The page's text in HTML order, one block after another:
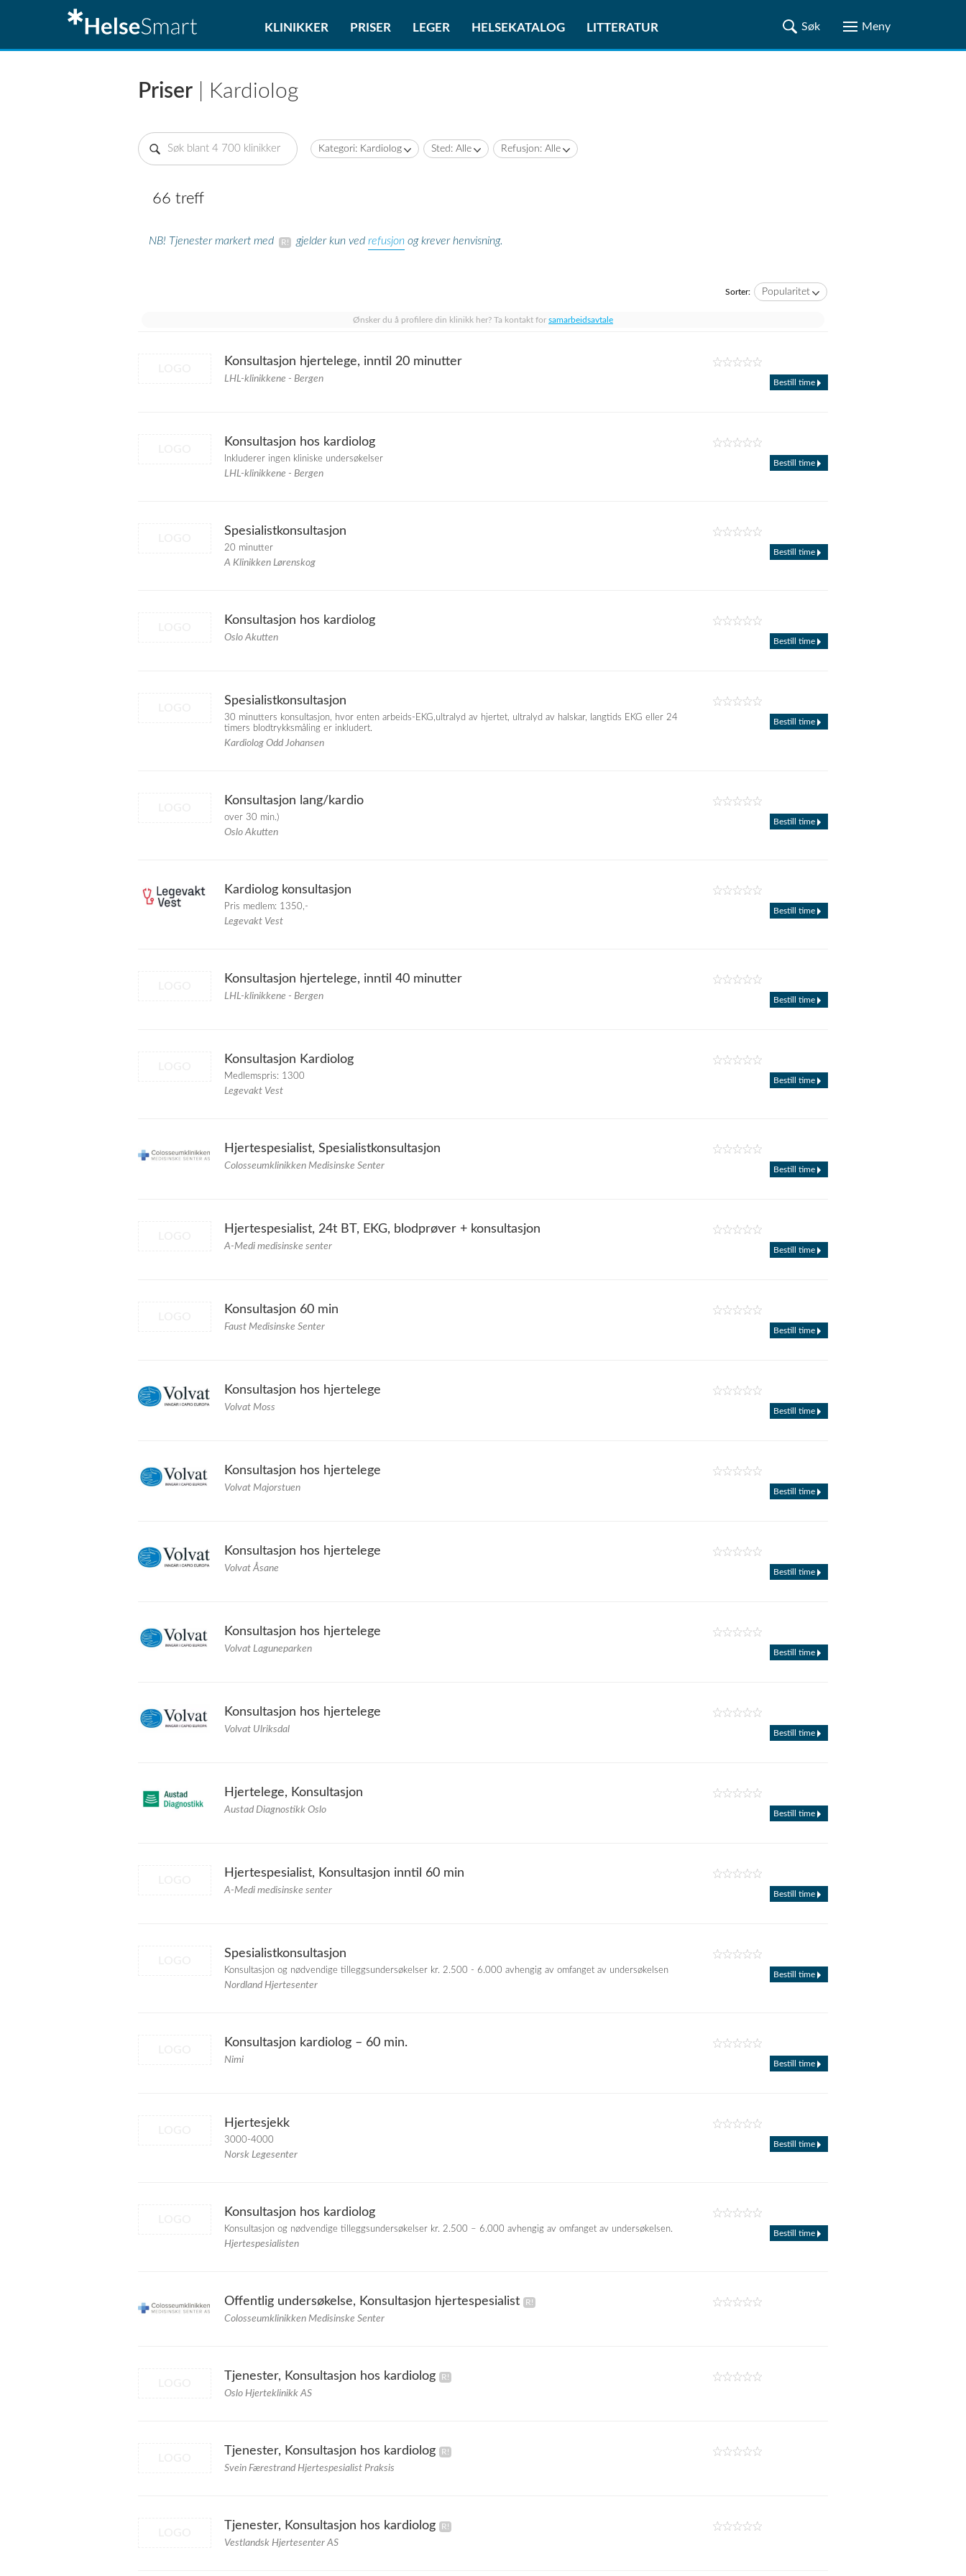
KLINIKKER PRISER LEGER HELSEKATALOG LITTERATUR
Priser | Kardiolog
Kategori: Kardiolog Sted: Alle Refusjon: Alle
66 treff
NB! Tjenester markert med gjelder kun ved refusjon og krever henvisning.
Sorter: Popularitet
Ønsker du å profilere din klinikk her? Ta kontakt for samarbeidsavtale
Konsultasjon hjertelege, inntil 20 minutter
LHL-klinikkene - Bergen Bestill time
Konsultasjon hos kardiolog
Inkluderer ingen kliniske undersøkelser
LHL-klinikkene - Bergen
Bestill time
Spesialistkonsultasjon
20 minutter
A Klinikken Lørenskog
Bestill time
Konsultasjon hos kardiolog
Oslo Akutten Bestill time
Spesialistkonsultasjon
30 minutters konsultasjon, hvor enten arbeids-EKG,ultralyd av hjertet, ultralyd av halskar, langtids EKG eller 24
timers blodtrykksmåling er inkludert.
Kardiolog Odd Johansen
Bestill time
Konsultasjon lang/kardio
over 30 min.)
Oslo Akutten
Bestill time
Kardiolog konsultasjon
Pris medlem: 1350,-
Legevakt Vest
Bestill time
Konsultasjon hjertelege, inntil 40 minutter
LHL-klinikkene - Bergen Bestill time
Konsultasjon Kardiolog
Medlemspris: 1300
Legevakt Vest
Bestill time
Hjertespesialist, Spesialistkonsultasjon
Colosseumklinikken Medisinske Senter Bestill time
Hjertespesialist, 24t BT, EKG, blodprøver + konsultasjon
A-Medi medisinske senter Bestill time
Konsultasjon 60 min
Faust Medisinske Senter Bestill time
Konsultasjon hos hjertelege
Volvat Moss Bestill time
Konsultasjon hos hjertelege
Volvat Majorstuen Bestill time
Konsultasjon hos hjertelege
Volvat Åsane Bestill time
Konsultasjon hos hjertelege
Volvat Laguneparken Bestill time
Konsultasjon hos hjertelege
Volvat Ulriksdal Bestill time
Hjertelege, Konsultasjon
Austad Diagnostikk Oslo Bestill time
Hjertespesialist, Konsultasjon inntil 60 min
A-Medi medisinske senter Bestill time
Spesialistkonsultasjon
Konsultasjon og nødvendige tilleggsundersøkelser kr. 2.500 - 6.000 avhengig av omfanget av undersøkelsen
Nordland Hjertesenter
Bestill time
Konsultasjon kardiolog – 60 min.
Nimi Bestill time
Hjertesjekk
3000-4000
Norsk Legesenter
Bestill time
Konsultasjon hos kardiolog
Konsultasjon og nødvendige tilleggsundersøkelser kr. 2.500 – 6.000 avhengig av omfanget av undersøkelsen.
Hjertespesialisten
Bestill time
Offentlig undersøkelse, Konsultasjon hjertespesialist
Colosseumklinikken Medisinske Senter
Tjenester, Konsultasjon hos kardiolog
Oslo Hjerteklinikk AS
Tjenester, Konsultasjon hos kardiolog
Svein Færestrand Hjertespesialist Praksis
Tjenester, Konsultasjon hos kardiolog
Vestlandsk Hjertesenter AS